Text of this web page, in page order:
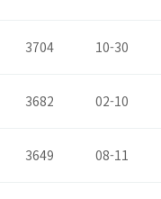
3704 10-30
3682 02-10
3649 08-11